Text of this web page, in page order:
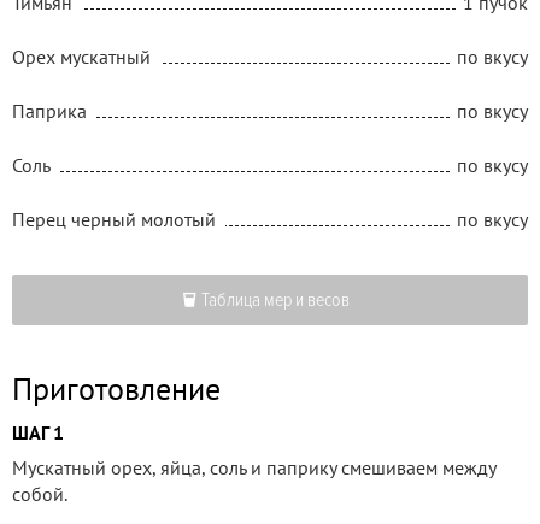
Орех мускатный по вкусу
Паприка по вкусу
Соль по вкусу
Перец черный молотый по вкусу
Таблица мер и весов
Приготовление
ШАГ 1
Мускатный орех, яйца, соль и паприку смешиваем между
собой.